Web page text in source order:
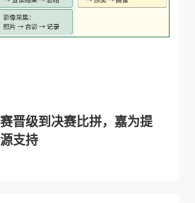
晋级到决赛比拼，嘉为提
支持